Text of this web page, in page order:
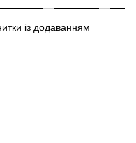
із додаванням